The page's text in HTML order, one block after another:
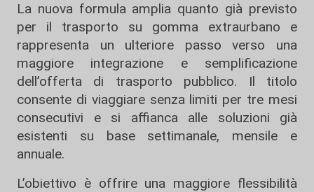
La nuova formula amplia quanto già previsto
per il trasporto su gomma extraurbano e
rappresenta un ulteriore passo verso una
maggiore integrazione e semplificazione
dell’offerta di trasporto pubblico. Il titolo
consente di viaggiare senza limiti per tre mesi
consecutivi e si affianca alle soluzioni già
esistenti su base settimanale, mensile e
annuale.
L’obiettivo è offrire una maggiore flessibilità